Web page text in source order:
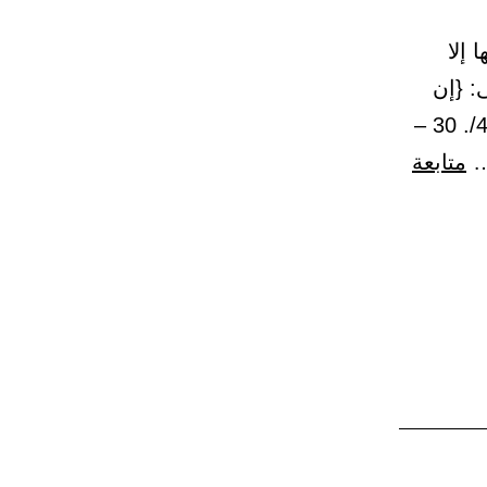
إلا
{إن
الله لا يغفر أن يشرك به ويغفر ما دون ذلك لمن يشاء} /النساء: 48/. 30 –
متابعة